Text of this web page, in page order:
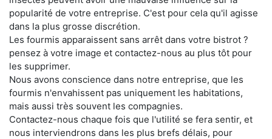
popularité de votre entreprise. C'est pour cela qu'il agisse
dans la plus grosse discrétion.
Les fourmis apparaissent sans arrêt dans votre bistrot ?
pensez à votre image et contactez-nous au plus tôt pour
les supprimer.
Nous avons conscience dans notre entreprise, que les
fourmis n'envahissent pas uniquement les habitations,
mais aussi très souvent les compagnies.
Contactez-nous chaque fois que l'utilité se fera sentir, et
nous interviendrons dans les plus brefs délais, pour